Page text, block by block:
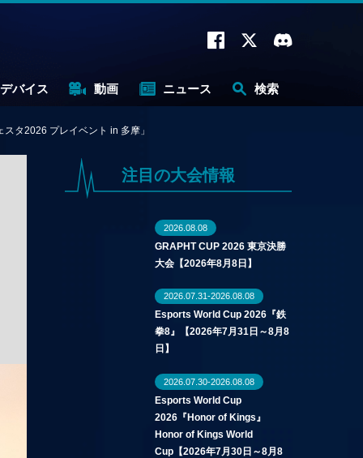
デバイス 動画 ニュース 検索
タ2026 プレイベント in 多摩」
注目の大会情報
2026.08.08
GRAPHT CUP 2026 東京決勝
大会【2026年8月8日】
2026.07.31-2026.08.08
Esports World Cup 2026『鉄
拳8』【2026年7月31日～8月8
日】
2026.07.30-2026.08.08
Esports World Cup
2026『Honor of Kings』
Honor of Kings World
Cup【2026年7月30日～8月8